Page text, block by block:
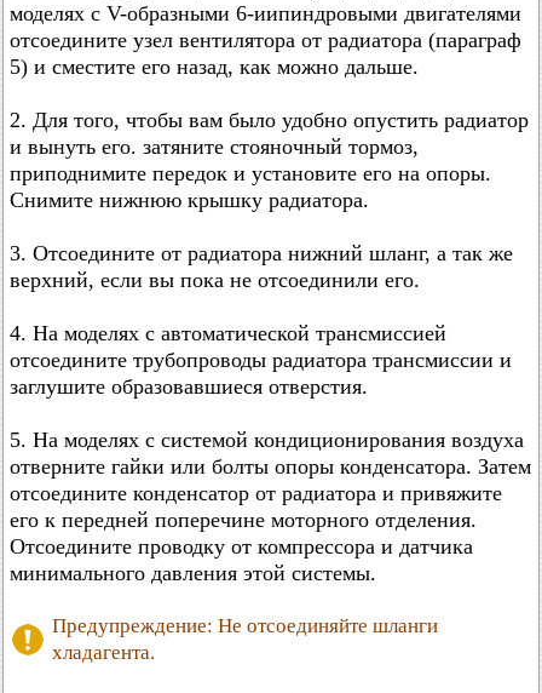
моделях с V-образными 6-иипиндровыми двигателями
отсоедините узел вентилятора от радиатора (параграф
5) и сместите его назад, как можно дальше.
2. Для того, чтобы вам было удобно опустить радиатор
и вынуть его. затяните стояночный тормоз,
приподнимите передок и установите его на опоры.
Снимите нижнюю крышку радиатора.
3. Отсоедините от радиатора нижний шланг, а так же
верхний, если вы пока не отсоединили его.
4. На моделях с автоматической трансмиссией
отсоедините трубопроводы радиатора трансмиссии и
заглушите образовавшиеся отверстия.
5. На моделях с системой кондиционирования воздуха
отверните гайки или болты опоры конденсатора. Затем
отсоедините конденсатор от радиатора и привяжите
его к передней поперечине моторного отделения.
Отсоедините проводку от компрессора и датчика
минимального давления этой системы.
Предупреждение: Не отсоединяйте шланги
хладагента.